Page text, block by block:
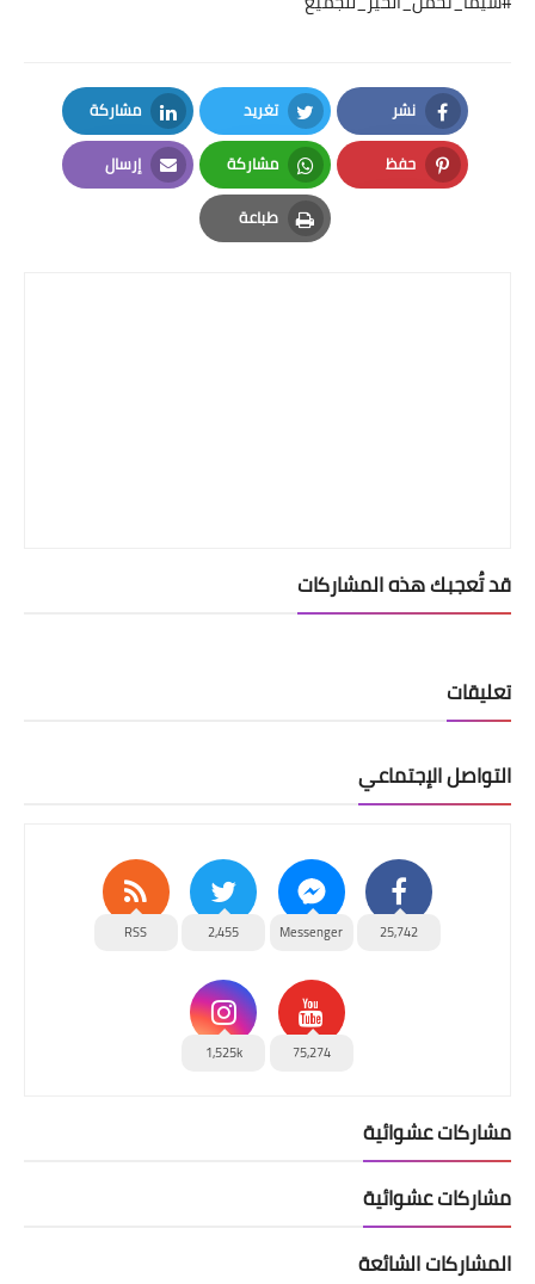
نشر
Facebook
تغريد
Twitter
مشاركة
LinkedIn
حفظ
Pinterest
مشاركة
Whatsapp
إرسال
Email
طباعة
Print
قد تُعجبك هذه المشاركات
تعليقات
التواصل الإجتماعي
25,742
Messenger
2,455
RSS
75,274
1,525k
مشاركات عشوائية
مشاركات عشوائية
المشاركات الشائعة